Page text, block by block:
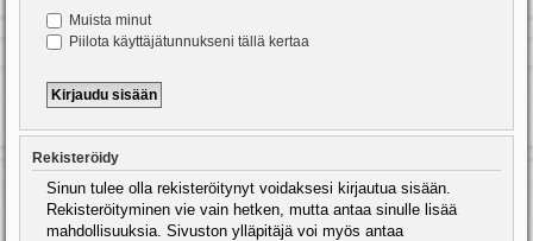
Muista minut
Piilota käyttäjätunnukseni tällä kertaa
Rekisteröidy
Sinun tulee olla rekisteröitynyt voidaksesi kirjautua sisään.
Rekisteröityminen vie vain hetken, mutta antaa sinulle lisää
mahdollisuuksia. Sivuston ylläpitäjä voi myös antaa